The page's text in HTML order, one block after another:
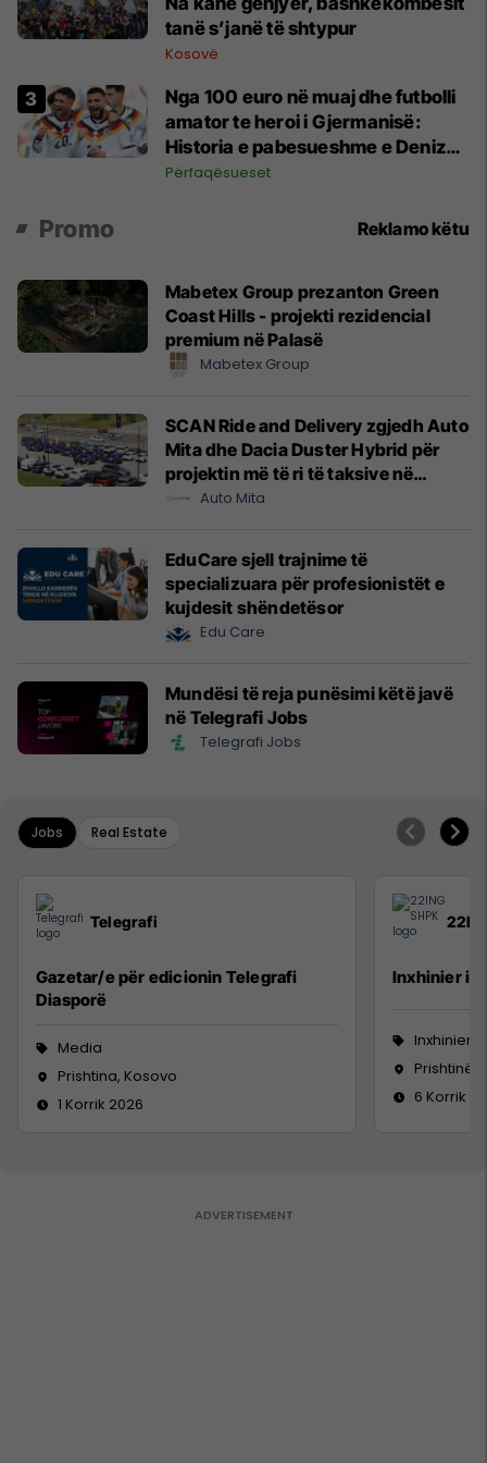
tanë s’janë të shtypur
Kosovë
Nga 100 euro në muaj dhe futbolli
amator te heroi i Gjermanisë:
Historia e pabesueshme e Deniz
Undav që refuzoi të dorëzohej
Përfaqësueset
Promo Reklamo këtu
Mabetex Group prezanton Green
Coast Hills - projekti rezidencial
premium në Palasë
Mabetex Group
SCAN Ride and Delivery zgjedh Auto
Mita dhe Dacia Duster Hybrid për
projektin më të ri të taksive në
Prishtinë
Auto Mita
EduCare sjell trajnime të
specializuara për profesionistët e
kujdesit shëndetësor
Edu Care
Mundësi të reja punësimi këtë javë
në Telegrafi Jobs
Telegrafi Jobs
Jobs Real Estate
Telegrafi
Gazetar/e për edicionin Telegrafi
Diasporë
Media
Prishtina, Kosovo
1 Korrik 2026
Inxhinier i
Inxhinieri
Prishtinë
6 Korrik